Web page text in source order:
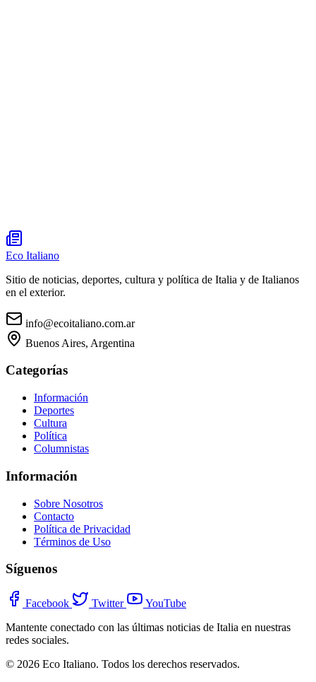
Eco Italiano
Sitio de noticias, deportes, cultura y política de Italia y de Italianos
en el exterior.
info@ecoitaliano.com.ar
Buenos Aires, Argentina
Categorías
Información
Deportes
Cultura
Política
Columnistas
Información
Sobre Nosotros
Contacto
Política de Privacidad
Términos de Uso
Síguenos
Facebook Twitter
YouTube
Mantente conectado con las últimas noticias de Italia en nuestras
redes sociales.
© 2026 Eco Italiano. Todos los derechos reservados.